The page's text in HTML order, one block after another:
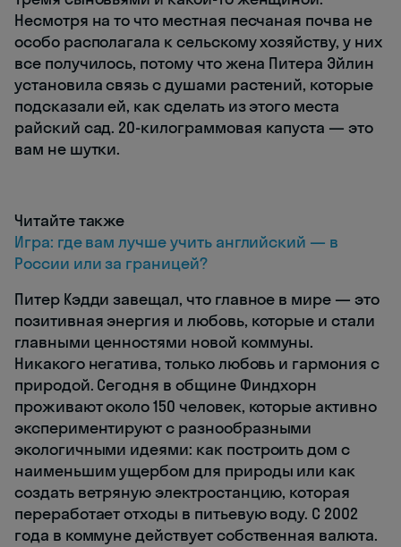
Несмотря на то что местная песчаная почва не
особо располагала к сельскому хозяйству, у них
все получилось, потому что жена Питера Эйлин
установила связь с душами растений, которые
подсказали ей, как сделать из этого места
райский сад. 20-килограммовая капуста — это
вам не шутки.
Читайте также
Игра: где вам лучше учить английский — в
России или за границей?
Питер Кэдди завещал, что главное в мире — это
позитивная энергия и любовь, которые и стали
главными ценностями новой коммуны.
Никакого негатива, только любовь и гармония с
природой. Сегодня в общине Финдхорн
проживают около 150 человек, которые активно
экспериментируют с разнообразными
экологичными идеями: как построить дом с
наименьшим ущербом для природы или как
создать ветряную электростанцию, которая
переработает отходы в питьевую воду. С 2002
года в коммуне действует собственная валюта.